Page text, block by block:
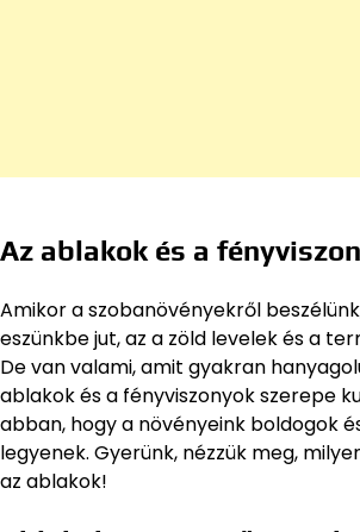
Az ablakok és a
Amikor a szobanövényekről
eszünkbe jut, az a zöld levelek és a
De van valami, amit gyakran
ablakok és a fényviszonyok szerepe
abban, hogy a növényeink boldogok
legyenek. Gyerünk, nézzük meg,
az ablakok!